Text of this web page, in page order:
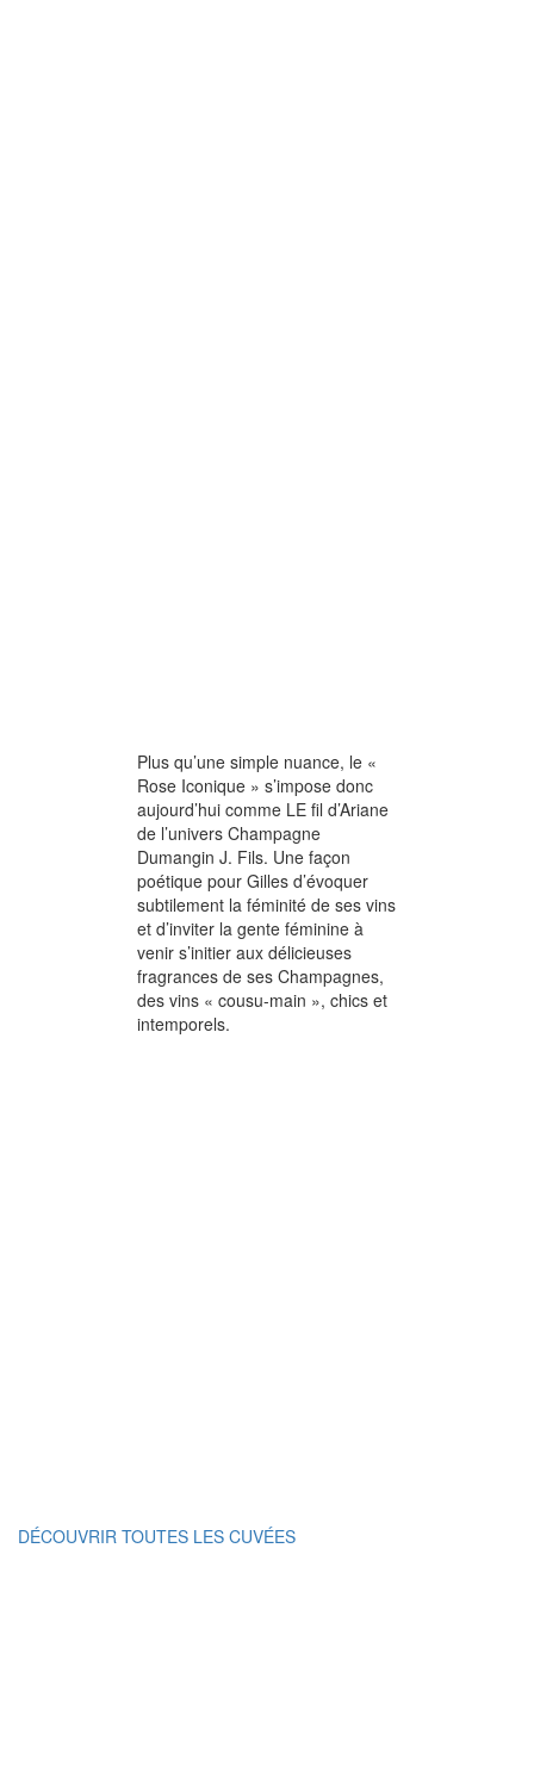
Plus qu’une simple nuance, le «
Rose Iconique » s’impose donc
aujourd’hui comme LE fil d’Ariane
de l’univers Champagne
Dumangin J. Fils. Une façon
poétique pour Gilles d’évoquer
subtilement la féminité de ses vins
et d’inviter la gente féminine à
venir s’initier aux délicieuses
fragrances de ses Champagnes,
des vins « cousu-main », chics et
intemporels.
DÉCOUVRIR TOUTES LES CUVÉES